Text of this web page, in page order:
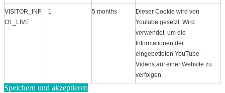
VISITOR_INF
O1_LIVE
1 5 months
Dieser Cookie wird von
Youtube gesetzt. Wird
verwendet, um die
Informationen der
eingebetteten YouTube-
Videos auf einer Website zu
verfolgen.
Speichern und akzeptieren